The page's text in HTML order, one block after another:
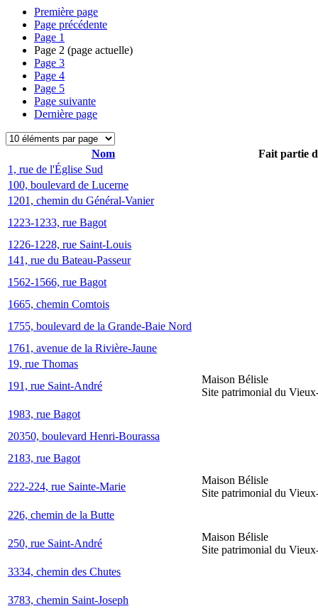
Première page
Page précédente
Page 1
Page 2 (page actuelle)
Page 3
Page 4
Page 5
Page suivante
Dernière page
Nom
Fait partie
1, rue de l'Église Sud
100, boulevard de Lucerne
1201, chemin du Général-Vanier
1223-1233, rue Bagot
1226-1228, rue Saint-Louis
141, rue du Bateau-Passeur
1562-1566, rue Bagot
1665, chemin Comtois
1755, boulevard de la Grande-Baie Nord
1761, avenue de la Rivière-Jaune
19, rue Thomas
191, rue Saint-André
Maison Bélisle
Site patrimonial du
1983, rue Bagot
20350, boulevard Henri-Bourassa
2183, rue Bagot
222-224, rue Sainte-Marie
Maison Bélisle
Site patrimonial du
226, chemin de la Butte
250, rue Saint-André
Maison Bélisle
Site patrimonial du
3334, chemin des Chutes
3783, chemin Saint-Joseph